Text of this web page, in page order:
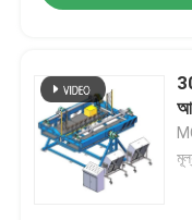
বাড়ি
পণ্য